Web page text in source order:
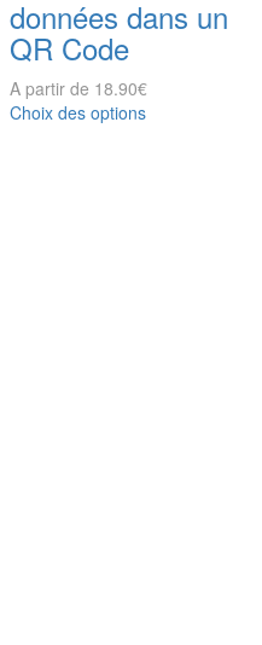
données dans un
QR Code
A partir de 18.90€
Choix des options